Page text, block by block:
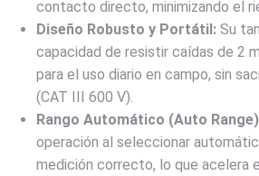
contacto directo, minimizando el
Diseño Robusto y Portátil: Su
capacidad de resistir caídas de 2
para el uso diario en campo, sin
(CAT III 600 V).
Rango Automático (Auto
operación al seleccionar
medición correcto, lo que acelera